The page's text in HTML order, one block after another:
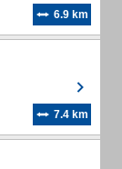
6.9 km
7.4 km